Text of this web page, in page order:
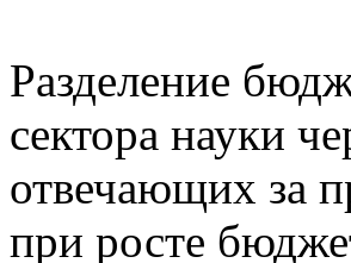
Разделение
сектора науки
отвечающих за
при росте